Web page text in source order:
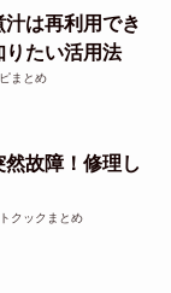
は再利用でき
りたい活用法
まとめ
故障！修理し
クックまとめ